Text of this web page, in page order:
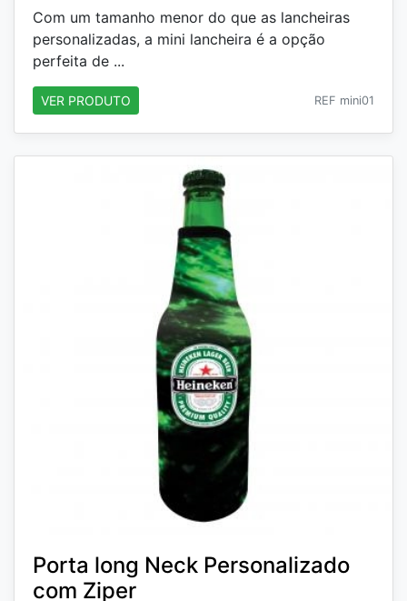
Com um tamanho menor do que as lancheiras
personalizadas, a mini lancheira é a opção
perfeita de ...
VER PRODUTO REF mini01
Porta long Neck Personalizado
com Ziper